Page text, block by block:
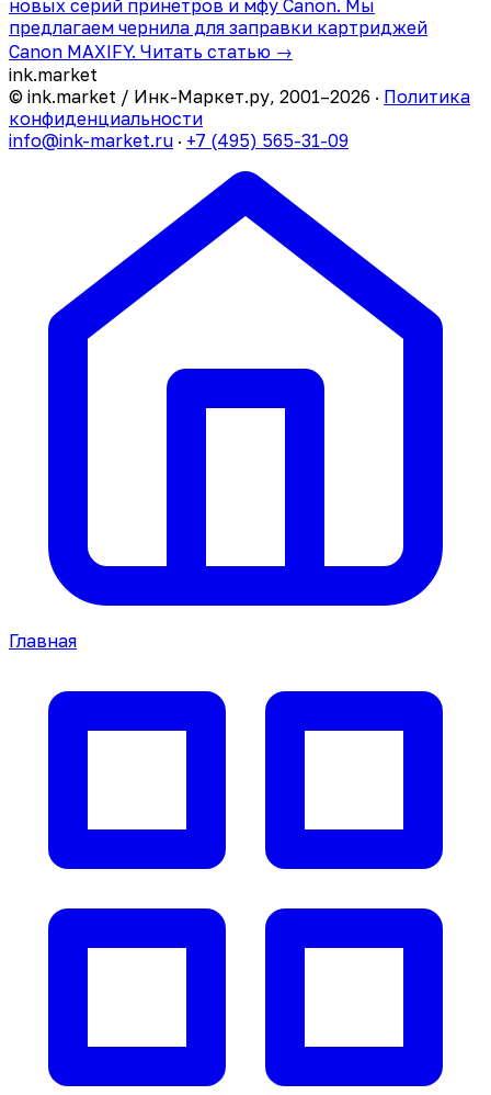
новых серий принетров и мфу Canon. Мы
предлагаем чернила для заправки картриджей
Canon MAXIFY. Читать статью →
ink.market
© ink.market / Инк-Маркет.ру, 2001–2026 · Политика
конфиденциальности
info@ink-market.ru · +7 (495) 565-31-09
Главная